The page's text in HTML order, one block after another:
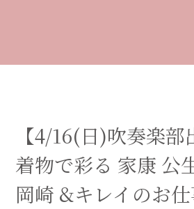
【4/16(日)吹奏楽部
着物で彩る 家康 公
岡崎 &キレイのお